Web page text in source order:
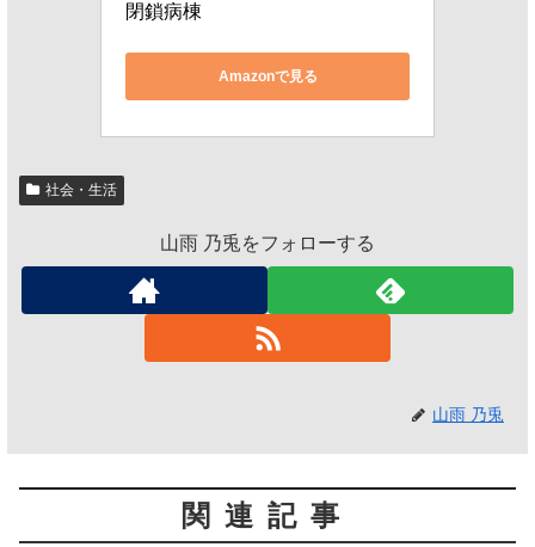
閉鎖病棟
Amazonで見る
社会・生活
山雨 乃兎をフォローする
山雨 乃兎
関連記事